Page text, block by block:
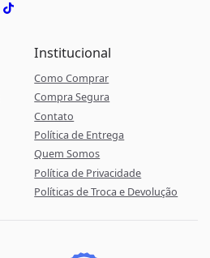
Institucional
Como Comprar
Compra Segura
Contato
Política de Entrega
Quem Somos
Política de Privacidade
Políticas de Troca e Devolução